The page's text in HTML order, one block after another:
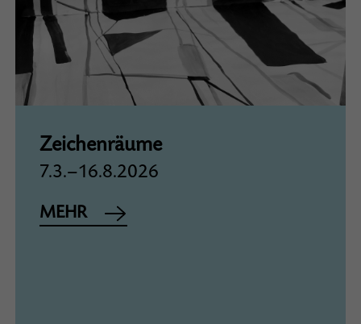
Zeichenräume
7.3.–16.8.2026
MEHR